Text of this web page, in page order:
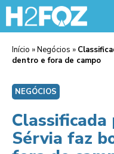
Início »Negócios »
dentro e fora de campo
NEGÓCIOS
Classificada
Sérvia faz